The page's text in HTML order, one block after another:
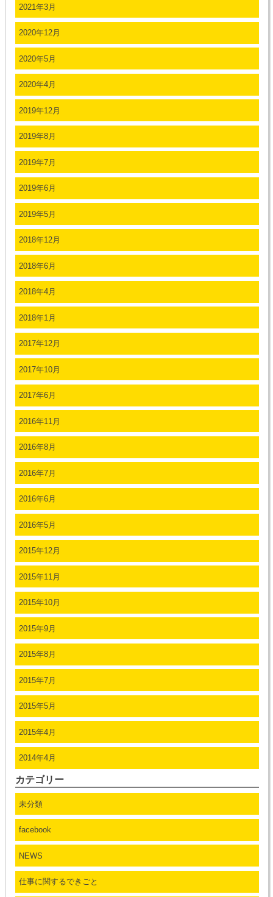
2021年3月
2020年12月
2020年5月
2020年4月
2019年12月
2019年8月
2019年7月
2019年6月
2019年5月
2018年12月
2018年6月
2018年4月
2018年1月
2017年12月
2017年10月
2017年6月
2016年11月
2016年8月
2016年7月
2016年6月
2016年5月
2015年12月
2015年11月
2015年10月
2015年9月
2015年8月
2015年7月
2015年5月
2015年4月
2014年4月
カテゴリー
未分類
facebook
NEWS
仕事に関するできごと